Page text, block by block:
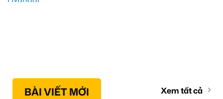
BÀI VIẾT MỚI Xem tất cả